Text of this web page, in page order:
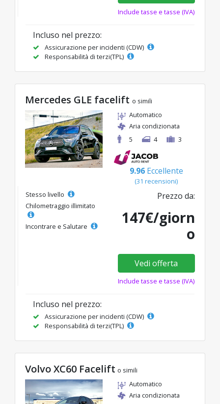
Include tasse e tasse (IVA)
Incluso nel prezzo:
Assicurazione per incidenti (CDW)
Responsabilità di terzi(TPL)
Mercedes GLE facelift o simili
Automatico
Aria condizionata
5
4 3
9.96 Eccellente
(31 recensioni)
Stesso livello
Chilometraggio illimitato
Incontrare e Salutare
Prezzo da:
147€/giorn
o
Vedi offerta
Include tasse e tasse (IVA)
Incluso nel prezzo:
Assicurazione per incidenti (CDW)
Responsabilità di terzi(TPL)
Volvo XC60 Facelift o simili
Automatico
Aria condizionata